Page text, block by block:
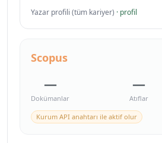
Yazar profili (tüm kariyer) · profil
Scopus
—
Dokümanlar
—
Atıflar
Kurum API anahtarı ile aktif olur